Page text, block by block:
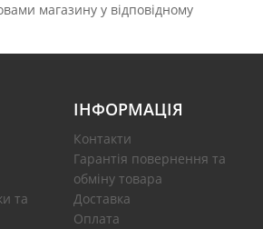
магазину у відповідному
та
ІНФОРМАЦІЯ
Контакти
Гарантія повернення та
обміну товара
Доставка
Оплата